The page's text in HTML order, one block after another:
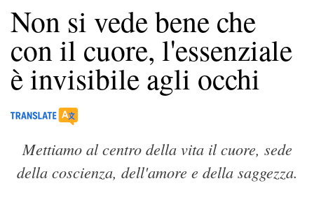
Non si vede bene che
con il cuore, l'essenziale
è invisibile agli occhi
Mettiamo al centro della vita il cuore, sede
della coscienza, dell'amore e della saggezza.